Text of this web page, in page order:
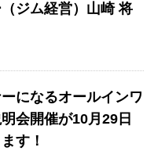
ジム経営）山崎 将
になるオールインワ
会開催が10月29日
す！